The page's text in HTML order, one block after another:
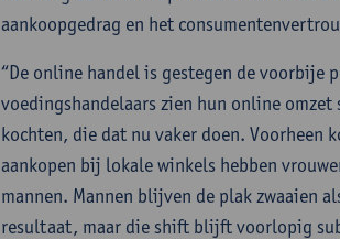
aankoopgedrag en het
“De online handel is gestegen de voorbije
voedingshandelaars zien hun online
kochten, die dat nu vaker doen. Voorheen
aankopen bij lokale winkels hebben
mannen. Mannen blijven de plak zwaaien
resultaat, maar die shift blijft voorlopig